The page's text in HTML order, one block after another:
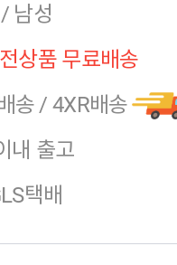
남성
상품 무료배송
송 / 4XR배송
내 출고
택배